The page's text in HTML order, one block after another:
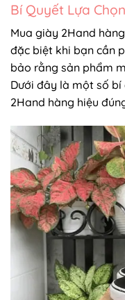
Bí Quyết Lựa
Mua giày 2Hand
đặc biệt khi bạn cần
bảo rằng sản phẩm
Dưới đây là một số
2Hand hàng hiệu